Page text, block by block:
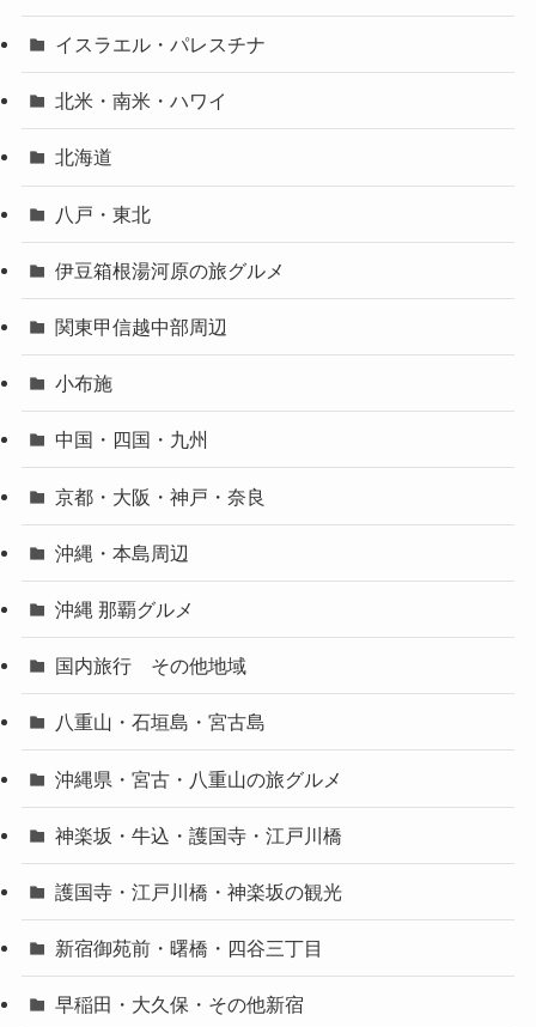
イスラエル・パレスチナ
北米・南米・ハワイ
北海道
八戸・東北
伊豆箱根湯河原の旅グルメ
関東甲信越中部周辺
小布施
中国・四国・九州
京都・大阪・神戸・奈良
沖縄・本島周辺
沖縄 那覇グルメ
国内旅行 その他地域
八重山・石垣島・宮古島
沖縄県・宮古・八重山の旅グルメ
神楽坂・牛込・護国寺・江戸川橋
護国寺・江戸川橋・神楽坂の観光
新宿御苑前・曙橋・四谷三丁目
早稲田・大久保・その他新宿